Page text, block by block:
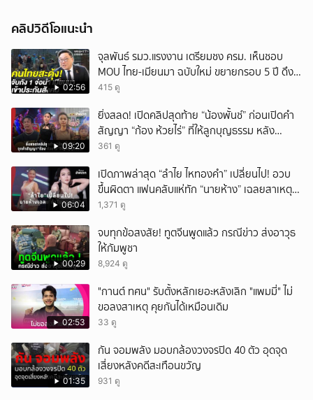
คลิปวิดีโอแนะนำ
02:56
จุลพันธ์ รมว.แรงงาน เตรียมชง ครม. เห็นชอบ
MOU ไทย-เมียนมา ฉบับใหม่ ขยายกรอบ 5 ปี ดึง
แรงงานเข้าระบบ
415 ดู
09:20
ยิ่งสลด! เปิดคลิปสุดท้าย “น้องพั้นช์” ก่อนเปิดคำ
สัญญา “ก้อง ห้วยไร่” ที่ให้ลูกบุญธรรม หลัง
ลาโลก!
361 ดู
06:04
เปิดภาพล่าสุด “ลำไย ไหทองคำ” เปลี่ยนไป! อวบ
ขึ้นผิดตา แฟนคลับแห่ทัก “นายห้าง” เฉลยสาเหตุ
ชัด!
1,371 ดู
00:29
จบทุกข้อสงสัย! ทูตจีนพูดแล้ว กรณีข่าว ส่งอาวุธ
ให้กัมพูชา
8,924 ดู
02:53
"กานต์ ทศน" รับตั้งหลักเยอะหลังเลิก "แพมมี่" ไม่
ขอลงสาเหตุ คุยกันได้เหมือนเดิม
33 ดู
01:35
กัน จอมพลัง มอบกล้องวงจรปิด 40 ตัว อุดจุด
เสี่ยงหลังคดีสะเทือนขวัญ
931 ดู